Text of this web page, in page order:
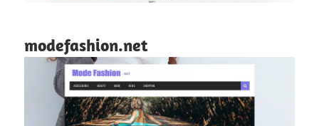
modefashion.net